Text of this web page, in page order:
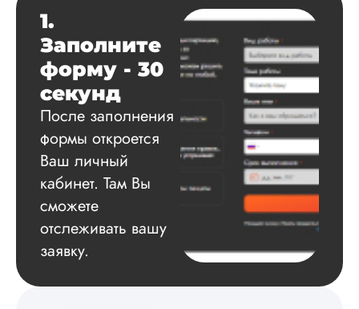
Вид работы:
Диссертация
Дата:2025-03-15
Автору огромное
спасибо за
сам подобрал
литературу,
оформил и провел
подробное
экспериментов,
которые сам же и
содействие, буду и
работы здесь.
1.
Заполните
форму - 30
секунд
После заполнения
формы откроется
Ваш личный
кабинет. Там Вы
сможете
отслеживать вашу
заявку.